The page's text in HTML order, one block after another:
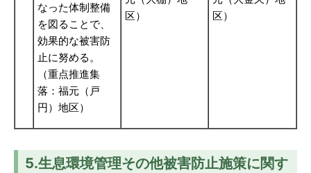
なった体制整備
を図ることで、
効果的な被害防
止に努める。
（重点推進集
落：福元（戸
円）地区）
区）
区）
5.生息環境管理その他被害防止施策に関す